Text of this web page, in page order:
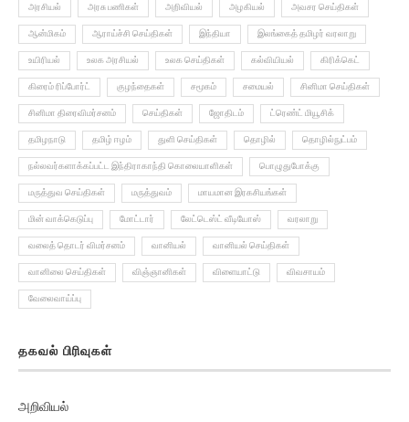
அரசியல் அரசு பணிகள் அறிவியல் அழகியல் அவசர செய்திகள்
ஆன்மிகம் ஆராய்ச்சி செய்திகள் இந்தியா இலங்கைத் தமிழர் வரலாறு
உயிரியல் உலக அரசியல் உலக செய்திகள் கல்வியியல் கிரிக்கெட்
கிரைம் ரிப்போர்ட் குழந்தைகள் சமூகம் சமையல் சினிமா செய்திகள்
சினிமா திரைவிமர்சனம் செய்திகள் ஜோதிடம் ட்ரெண்ட் மியூசிக்
தமிழநாடு தமிழ் ஈழம் துளி செய்திகள் தொழில் தொழில்நுட்பம்
நல்லவர்களாக்கப்பட்ட இந்திராகாந்தி கொலையாளிகள் பொழுதுபோக்கு
மருத்துவ செய்திகள் மருத்துவம் மாயமான இரகசியங்கள்
மின் வாக்கெடுப்பு மோட்டார் லேட்டெஸ்ட் வீடியோஸ் வரலாறு
வலைத் தொடர் விமர்சனம் வானியல் வானியல் செய்திகள்
வானிலை செய்திகள் விஞ்ஞானிகள் விளையாட்டு விவசாயம்
வேலைவாய்ப்பு
தகவல் பிரிவுகள்
அறிவியல்